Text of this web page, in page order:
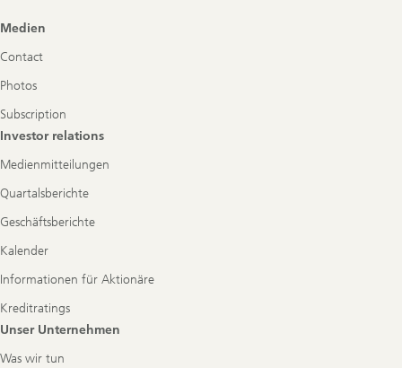
Footer
Medien
Contact
Photos
Subscription
Investor relations
Medienmitteilungen
Quartalsberichte
Geschäftsberichte
Kalender
Informationen für Aktionäre
Kreditratings
Unser Unternehmen
Was wir tun